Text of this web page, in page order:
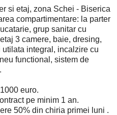
si etaj, zona Schei - Biserica
compartimentare: la parter
grup sanitar cu
3 camere, baie, dresing,
integral, incalzire cu
functional, sistem de
euro.
pe minim 1 an.
50% din chiria primei luni .